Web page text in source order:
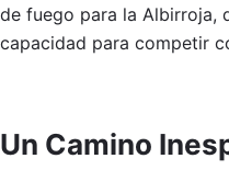
de fuego para la Albirroja,
capacidad para competir
Un Camino